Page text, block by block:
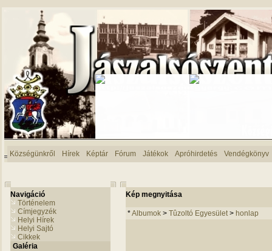
Községünkről Hírek Képtár Fórum Játékok Apróhirdetés Vendégkönyv
Navigáció
Történelem
Címjegyzék
Helyi Hírek
Helyi Sajtó
Cikkek
Galéria
Kép megnyitása
*Albumok > Tûzoltó Egyesület> honlap